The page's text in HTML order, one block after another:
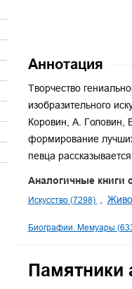
Аннотация
Творчество
изобразительного
Коровин, А. Головин,
формирование
певца рассказывается
Аналогичные книги
Искусство (7298)
Биографии. Мемуары
Памятники